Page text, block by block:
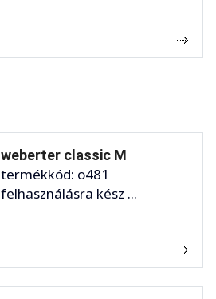
weberter classic M
termékkód: o481
felhasználásra kész ...